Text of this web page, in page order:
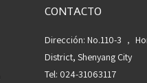
CONTACTO
Dirección: No.110-3 ，
District, Shenyang City
Tel: 024-31063117